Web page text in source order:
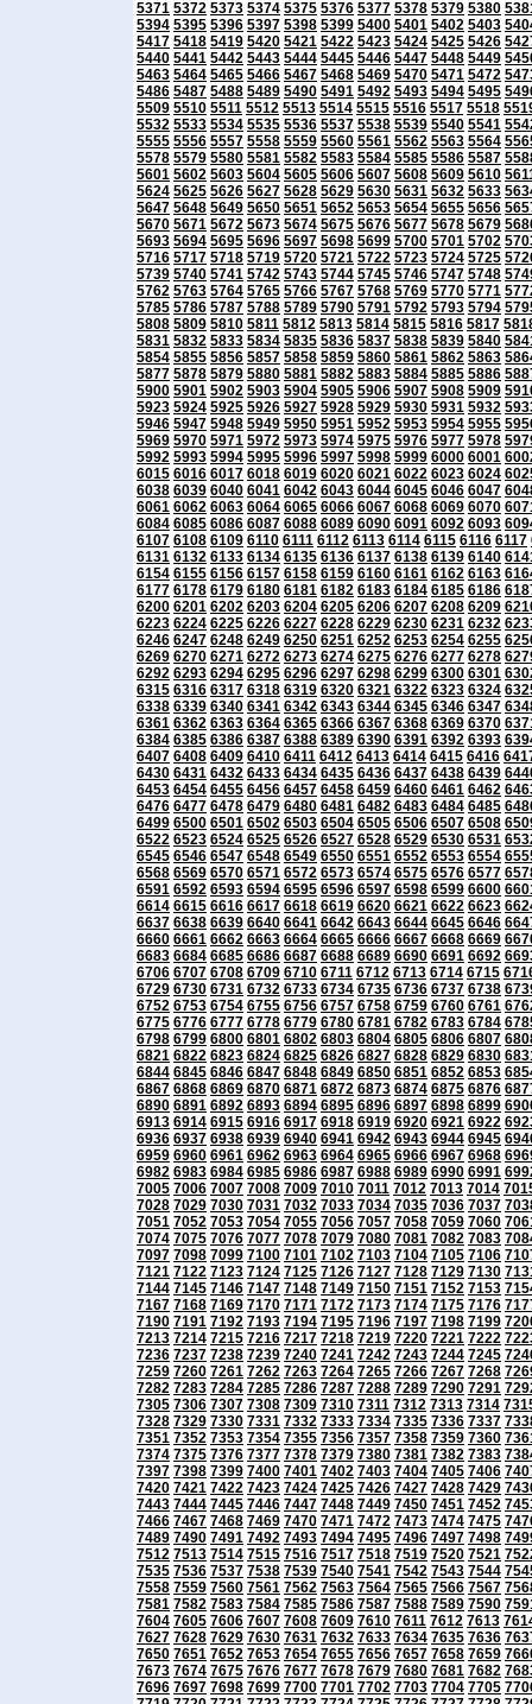
5371 5372 5373 5374 5375 5376 5377 5378 5379 5380
5394 5395 5396 5397 5398 5399 5400 5401 5402 5403
5417 5418 5419 5420 5421 5422 5423 5424 5425 5426
5440 5441 5442 5443 5444 5445 5446 5447 5448 5449
5463 5464 5465 5466 5467 5468 5469 5470 5471 5472
5486 5487 5488 5489 5490 5491 5492 5493 5494 5495
5509 5510 5511 5512 5513 5514 5515 5516 5517 5518
5532 5533 5534 5535 5536 5537 5538 5539 5540 5541
5555 5556 5557 5558 5559 5560 5561 5562 5563 5564
5578 5579 5580 5581 5582 5583 5584 5585 5586 5587
5601 5602 5603 5604 5605 5606 5607 5608 5609 5610
5624 5625 5626 5627 5628 5629 5630 5631 5632 5633
5647 5648 5649 5650 5651 5652 5653 5654 5655 5656
5670 5671 5672 5673 5674 5675 5676 5677 5678 5679
5693 5694 5695 5696 5697 5698 5699 5700 5701 5702
5716 5717 5718 5719 5720 5721 5722 5723 5724 5725
5739 5740 5741 5742 5743 5744 5745 5746 5747 5748
5762 5763 5764 5765 5766 5767 5768 5769 5770 5771
5785 5786 5787 5788 5789 5790 5791 5792 5793 5794
5808 5809 5810 5811 5812 5813 5814 5815 5816 5817
5831 5832 5833 5834 5835 5836 5837 5838 5839 5840
5854 5855 5856 5857 5858 5859 5860 5861 5862 5863
5877 5878 5879 5880 5881 5882 5883 5884 5885 5886
5900 5901 5902 5903 5904 5905 5906 5907 5908 5909
5923 5924 5925 5926 5927 5928 5929 5930 5931 5932
5946 5947 5948 5949 5950 5951 5952 5953 5954 5955
5969 5970 5971 5972 5973 5974 5975 5976 5977 5978
5992 5993 5994 5995 5996 5997 5998 5999 6000 6001
6015 6016 6017 6018 6019 6020 6021 6022 6023 6024
6038 6039 6040 6041 6042 6043 6044 6045 6046 6047
6061 6062 6063 6064 6065 6066 6067 6068 6069 6070
6084 6085 6086 6087 6088 6089 6090 6091 6092 6093
6107 6108 6109 6110 6111 6112 6113 6114 6115 6116 6117
6131 6132 6133 6134 6135 6136 6137 6138 6139 6140
6154 6155 6156 6157 6158 6159 6160 6161 6162 6163
6177 6178 6179 6180 6181 6182 6183 6184 6185 6186
6200 6201 6202 6203 6204 6205 6206 6207 6208 6209
6223 6224 6225 6226 6227 6228 6229 6230 6231 6232
6246 6247 6248 6249 6250 6251 6252 6253 6254 6255
6269 6270 6271 6272 6273 6274 6275 6276 6277 6278
6292 6293 6294 6295 6296 6297 6298 6299 6300 6301
6315 6316 6317 6318 6319 6320 6321 6322 6323 6324
6338 6339 6340 6341 6342 6343 6344 6345 6346 6347
6361 6362 6363 6364 6365 6366 6367 6368 6369 6370
6384 6385 6386 6387 6388 6389 6390 6391 6392 6393
6407 6408 6409 6410 6411 6412 6413 6414 6415 6416
6430 6431 6432 6433 6434 6435 6436 6437 6438 6439
6453 6454 6455 6456 6457 6458 6459 6460 6461 6462
6476 6477 6478 6479 6480 6481 6482 6483 6484 6485
6499 6500 6501 6502 6503 6504 6505 6506 6507 6508
6522 6523 6524 6525 6526 6527 6528 6529 6530 6531
6545 6546 6547 6548 6549 6550 6551 6552 6553 6554
6568 6569 6570 6571 6572 6573 6574 6575 6576 6577
6591 6592 6593 6594 6595 6596 6597 6598 6599 6600
6614 6615 6616 6617 6618 6619 6620 6621 6622 6623
6637 6638 6639 6640 6641 6642 6643 6644 6645 6646
6660 6661 6662 6663 6664 6665 6666 6667 6668 6669
6683 6684 6685 6686 6687 6688 6689 6690 6691 6692
6706 6707 6708 6709 6710 6711 6712 6713 6714 6715
6729 6730 6731 6732 6733 6734 6735 6736 6737 6738
6752 6753 6754 6755 6756 6757 6758 6759 6760 6761
6775 6776 6777 6778 6779 6780 6781 6782 6783 6784
6798 6799 6800 6801 6802 6803 6804 6805 6806 6807
6821 6822 6823 6824 6825 6826 6827 6828 6829 6830
6844 6845 6846 6847 6848 6849 6850 6851 6852 6853
6867 6868 6869 6870 6871 6872 6873 6874 6875 6876
6890 6891 6892 6893 6894 6895 6896 6897 6898 6899
6913 6914 6915 6916 6917 6918 6919 6920 6921 6922
6936 6937 6938 6939 6940 6941 6942 6943 6944 6945
6959 6960 6961 6962 6963 6964 6965 6966 6967 6968
6982 6983 6984 6985 6986 6987 6988 6989 6990 6991
7005 7006 7007 7008 7009 7010 7011 7012 7013 7014
7028 7029 7030 7031 7032 7033 7034 7035 7036 7037
7051 7052 7053 7054 7055 7056 7057 7058 7059 7060
7074 7075 7076 7077 7078 7079 7080 7081 7082 7083
7097 7098 7099 7100 7101 7102 7103 7104 7105 7106
7121 7122 7123 7124 7125 7126 7127 7128 7129 7130
7144 7145 7146 7147 7148 7149 7150 7151 7152 7153
7167 7168 7169 7170 7171 7172 7173 7174 7175 7176
7190 7191 7192 7193 7194 7195 7196 7197 7198 7199
7213 7214 7215 7216 7217 7218 7219 7220 7221 7222
7236 7237 7238 7239 7240 7241 7242 7243 7244 7245
7259 7260 7261 7262 7263 7264 7265 7266 7267 7268
7282 7283 7284 7285 7286 7287 7288 7289 7290 7291
7305 7306 7307 7308 7309 7310 7311 7312 7313 7314
7328 7329 7330 7331 7332 7333 7334 7335 7336 7337
7351 7352 7353 7354 7355 7356 7357 7358 7359 7360
7374 7375 7376 7377 7378 7379 7380 7381 7382 7383
7397 7398 7399 7400 7401 7402 7403 7404 7405 7406
7420 7421 7422 7423 7424 7425 7426 7427 7428 7429
7443 7444 7445 7446 7447 7448 7449 7450 7451 7452
7466 7467 7468 7469 7470 7471 7472 7473 7474 7475
7489 7490 7491 7492 7493 7494 7495 7496 7497 7498
7512 7513 7514 7515 7516 7517 7518 7519 7520 7521
7535 7536 7537 7538 7539 7540 7541 7542 7543 7544
7558 7559 7560 7561 7562 7563 7564 7565 7566 7567
7581 7582 7583 7584 7585 7586 7587 7588 7589 7590
7604 7605 7606 7607 7608 7609 7610 7611 7612 7613
7627 7628 7629 7630 7631 7632 7633 7634 7635 7636
7650 7651 7652 7653 7654 7655 7656 7657 7658 7659
7673 7674 7675 7676 7677 7678 7679 7680 7681 7682
7696 7697 7698 7699 7700 7701 7702 7703 7704 7705